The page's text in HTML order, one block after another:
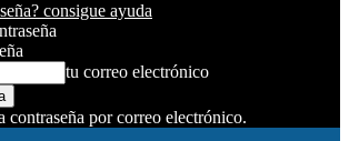
consigue ayuda
tu correo electrónico
contraseña por correo electrónico.